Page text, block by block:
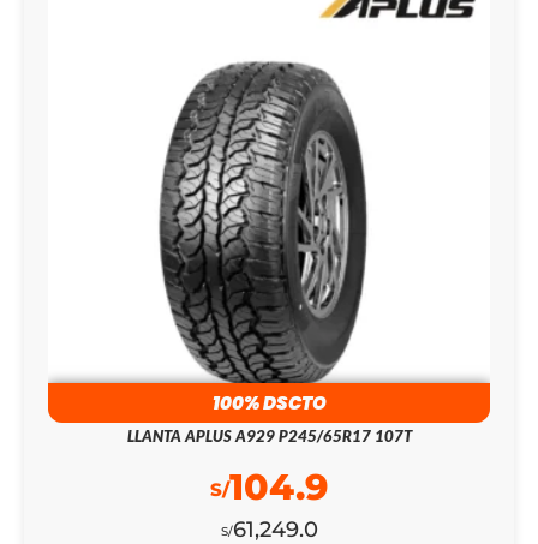
100% DSCTO
LLANTA APLUS A929 P245/65R17 107T
S/61,249.0
S/104.9